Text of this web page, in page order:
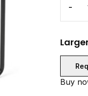
-
Buy